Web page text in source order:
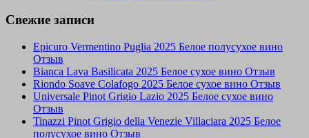
Свежие записи
Epicuro Vermentino Puglia 2025 Белое полусухое вино
Отзыв
Bianca Lava Basilicata 2025 Белое сухое вино Отзыв
Riondo Soave Colafogo 2025 Белое сухое вино Отзыв
Universale Pinot Grigio Lazio 2025 Белое сухое вино
Отзыв
Tinazzi Pinot Grigio della Venezie Villaciara 2025 Белое
полусухое вино Отзыв